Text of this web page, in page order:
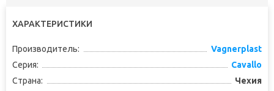
ХАРАКТЕРИСТИКИ
Производитель:
Vagnerplast
Серия:
Cavallo
Страна:
Чехия